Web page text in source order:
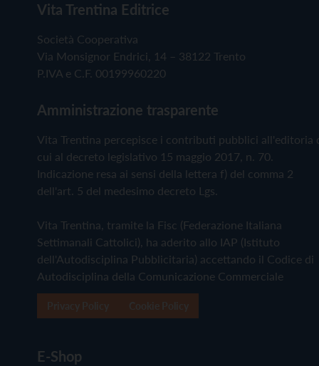
Vita Trentina Editrice
Società Cooperativa
Via Monsignor Endrici, 14 – 38122 Trento
P.IVA e C.F. 00199960220
Amministrazione trasparente
Vita Trentina percepisce i contributi pubblici all'editoria
cui al decreto legislativo 15 maggio 2017, n. 70.
Indicazione resa ai sensi della lettera f) del comma 2
dell'art. 5 del medesimo decreto Lgs.
Vita Trentina, tramite la Fisc (Federazione Italiana
Settimanali Cattolici), ha aderito allo IAP (Istituto
dell'Autodisciplina Pubblicitaria) accettando il Codice di
Autodisciplina della Comunicazione Commerciale
E-Shop